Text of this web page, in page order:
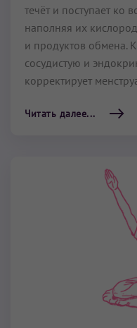
те­чёт и поступает ко
наполняя их
и продуктов обмена.
сосудистую и
корректирует
Читать далее...